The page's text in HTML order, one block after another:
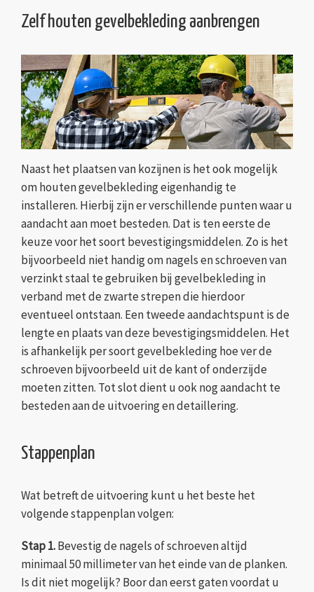
Zelf houten gevelbekleding aanbrengen
Naast het plaatsen van kozijnen is het ook mogelijk
om houten gevelbekleding eigenhandig te
installeren. Hierbij zijn er verschillende punten waar u
aandacht aan moet besteden. Dat is ten eerste de
keuze voor het soort bevestigingsmiddelen. Zo is het
bijvoorbeeld niet handig om nagels en schroeven van
verzinkt staal te gebruiken bij gevelbekleding in
verband met de zwarte strepen die hierdoor
eventueel ontstaan. Een tweede aandachtspunt is de
lengte en plaats van deze bevestigingsmiddelen. Het
is afhankelijk per soort gevelbekleding hoe ver de
schroeven bijvoorbeeld uit de kant of onderzijde
moeten zitten. Tot slot dient u ook nog aandacht te
besteden aan de uitvoering en detaillering.
Stappenplan
Wat betreft de uitvoering kunt u het beste het
volgende stappenplan volgen:
Stap 1.Bevestig de nagels of schroeven altijd
minimaal 50 millimeter van het einde van de planken.
Is dit niet mogelijk? Boor dan eerst gaten voordat u